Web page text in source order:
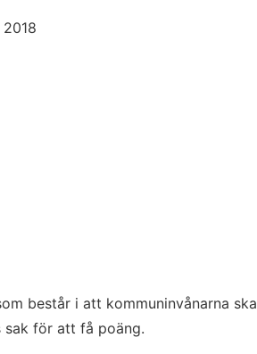
består i att kommuninvånarna ska
sak för att få poäng.